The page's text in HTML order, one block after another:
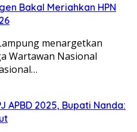
Bakal Meriahkan HPN
menargetkan
Wartawan Nasional
APBD 2025, Bupati Nanda: